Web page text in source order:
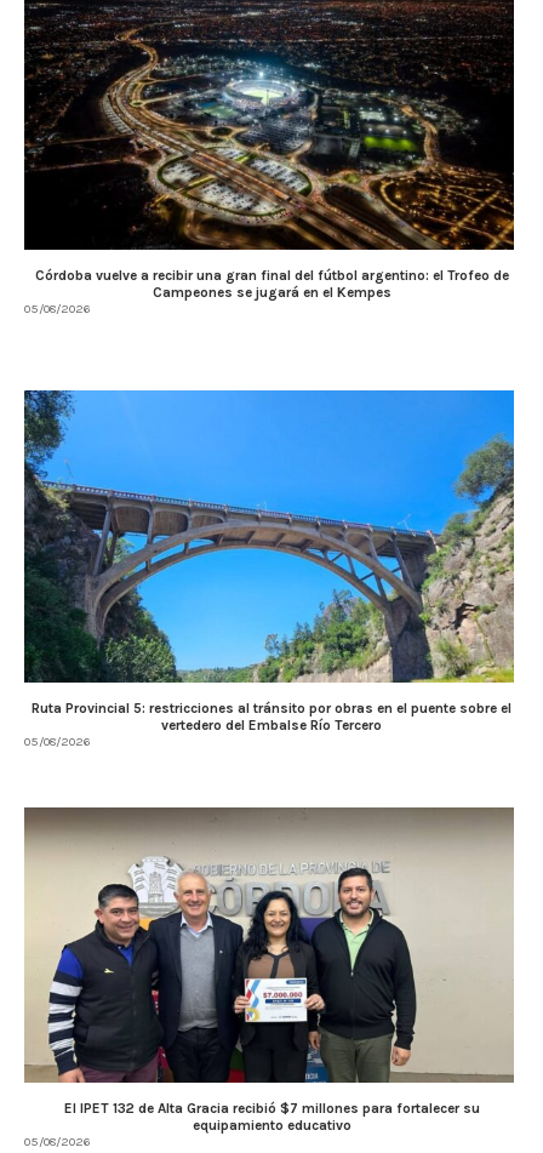
Córdoba vuelve a recibir una gran final del fútbol argentino: el Trofeo de
Campeones se jugará en el Kempes
05/08/2026
Ruta Provincial 5: restricciones al tránsito por obras en el puente sobre el
vertedero del Embalse Río Tercero
05/08/2026
El IPET 132 de Alta Gracia recibió $7 millones para fortalecer su
equipamiento educativo
05/08/2026